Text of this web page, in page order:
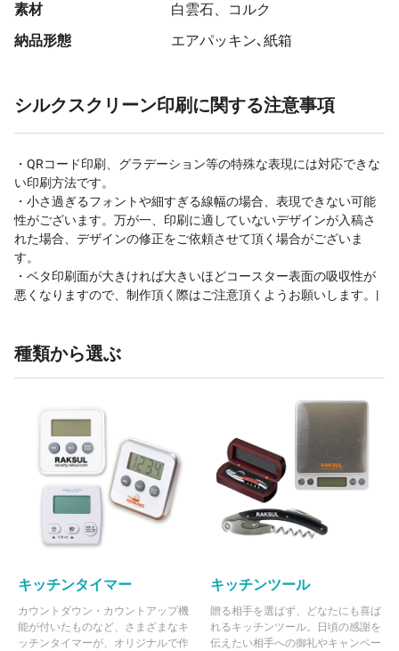
素材
白雲石、コルク
納品形態
エアパッキン､紙箱
シルクスクリーン印刷に関する注意事項
・QRコード印刷、グラデーション等の特殊な表現には対応できな
い印刷方法です。
・小さ過ぎるフォントや細すぎる線幅の場合、表現できない可能
性がございます。万が一、印刷に適していないデザインが入稿さ
れた場合、デザインの修正をご依頼させて頂く場合がございま
す。
・ベタ印刷面が大きければ大きいほどコースター表面の吸収性が
悪くなりますので、制作頂く際はご注意頂くようお願いします。|
種類から選ぶ
キッチンタイマー
カウントダウン・カウントアップ機
能が付いたものなど、さまざまなキ
ッチンタイマーが、オリジナルで作
キッチンツール
贈る相手を選ばず、どなたにも喜ば
れるキッチンツール。日頃の感謝を
伝えたい相手への御礼やキャンペー